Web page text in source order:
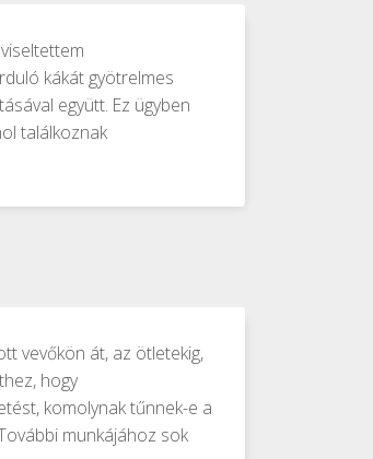
kákát gyötrelmes
együtt. Ez ügyben
találkoznak
vevőkön át, az ötletekig,
hogy
komolynak tűnnek-e a
munkájához sok